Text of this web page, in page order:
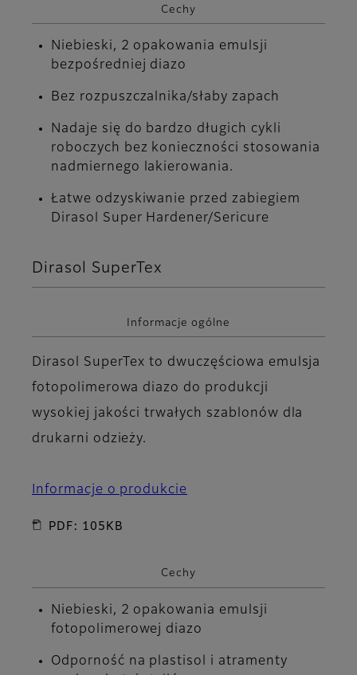
Cechy
Niebieski, 2 opakowania emulsji
bezpośredniej diazo
Bez rozpuszczalnika/słaby zapach
Nadaje się do bardzo długich cykli
roboczych bez konieczności stosowania
nadmiernego lakierowania.
Łatwe odzyskiwanie przed zabiegiem
Dirasol Super Hardener/Sericure
Dirasol SuperTex
Informacje ogólne
Dirasol SuperTex to dwuczęściowa emulsja
fotopolimerowa diazo do produkcji
wysokiej jakości trwałych szablonów dla
drukarni odzieży.
Informacje o produkcie
PDF: 105KB
Cechy
Niebieski, 2 opakowania emulsji
fotopolimerowej diazo
Odporność na plastisol i atramenty